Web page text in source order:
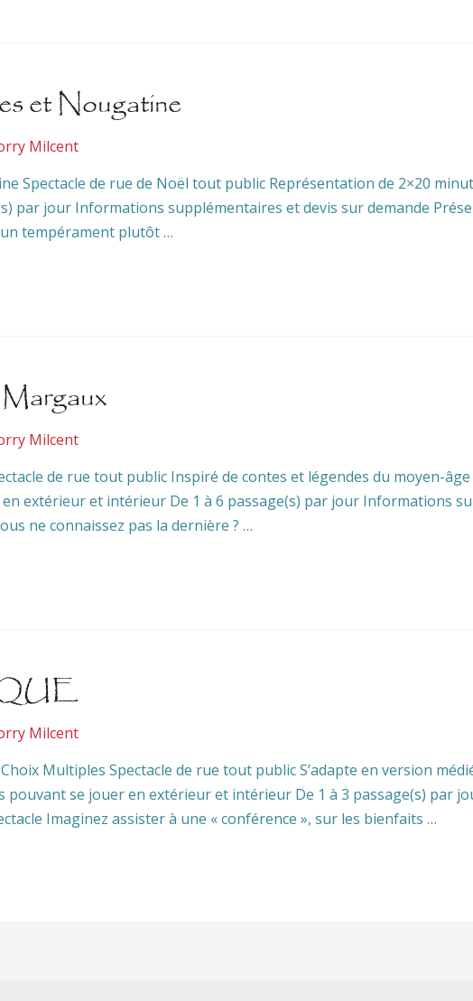
et Nougatine
Milcent
Spectacle de rue de Noël tout public Représentation de 2×20
par jour Informations supplémentaires et devis sur demande
tempérament plutôt …
Milcent
de rue tout public Inspiré de contes et légendes du moyen-
extérieur et intérieur De 1 à 6 passage(s) par jour Informations
ne connaissez pas la dernière ? …
Milcent
Multiples Spectacle de rue tout public S’adapte en version
pouvant se jouer en extérieur et intérieur De 1 à 3 passage(s) par
Imaginez assister à une « conférence », sur les bienfaits …